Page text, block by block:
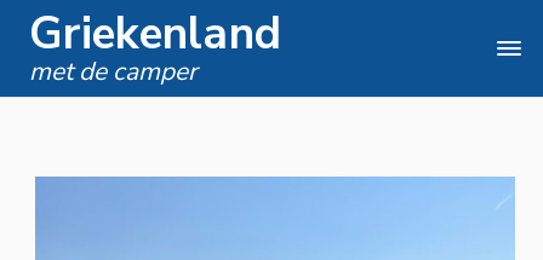
Griekenland
met de camper